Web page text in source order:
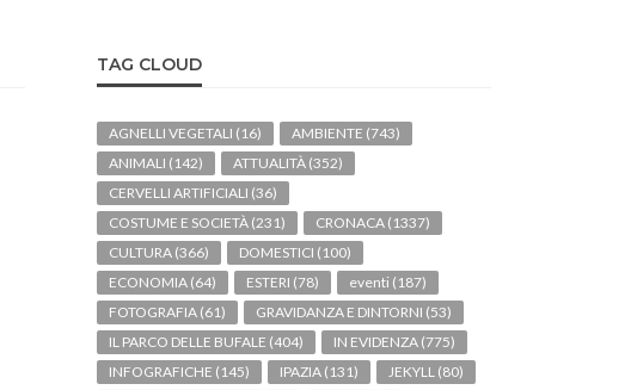
TAG CLOUD
AGNELLI VEGETALI (16) AMBIENTE (743)
ANIMALI (142) ATTUALITÀ (352)
CERVELLI ARTIFICIALI (36)
COSTUME E SOCIETÀ (231) CRONACA (1337)
CULTURA (366) DOMESTICI (100)
ECONOMIA (64) ESTERI (78) eventi (187)
FOTOGRAFIA (61) GRAVIDANZA E DINTORNI (53)
IL PARCO DELLE BUFALE (404) IN EVIDENZA (775)
INFOGRAFICHE (145) IPAZIA (131) JEKYLL (80)